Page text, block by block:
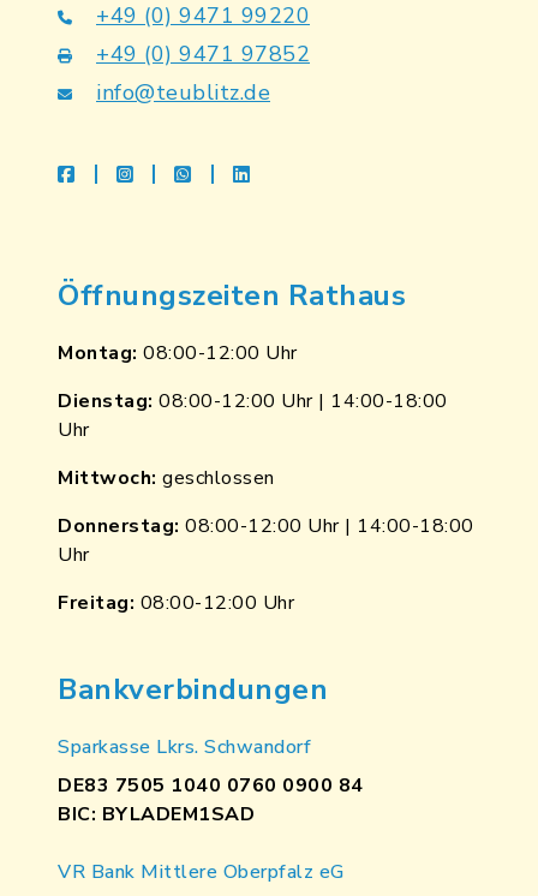
+49 (0) 9471 99220
+49 (0) 9471 97852
info@teublitz.de
facebookinstagramwhatsapplinkedin
Öffnungszeiten Rathaus
Montag: 08:00-12:00 Uhr
Dienstag: 08:00-12:00 Uhr | 14:00-18:00
Uhr
Mittwoch: geschlossen
Donnerstag: 08:00-12:00 Uhr | 14:00-18:00
Uhr
Freitag: 08:00-12:00 Uhr
Bankverbindungen
Sparkasse Lkrs. Schwandorf
DE83 7505 1040 0760 0900 84
BIC: BYLADEM1SAD
VR Bank Mittlere Oberpfalz eG